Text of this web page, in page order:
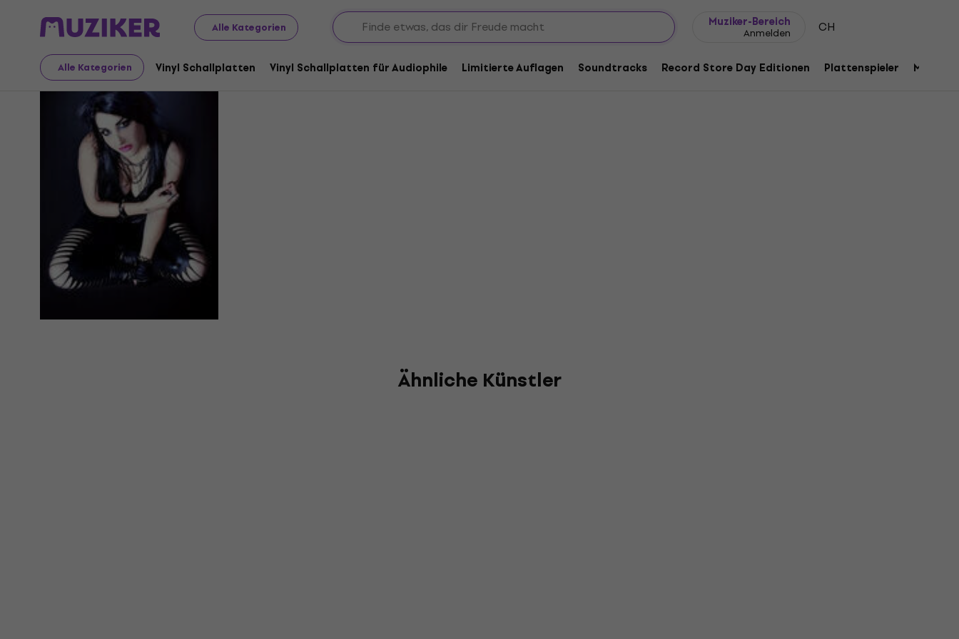
Alle Kategorien
Muziker-Bereich
Anmelden CH
Alle Kategorien Vinyl Schallplatten Vinyl Schallplatten für Audiophile Limitierte Auflagen Soundtracks Record Store Day Editionen Plattenspieler Musik
Noemi Aurora
Ähnliche Künstler